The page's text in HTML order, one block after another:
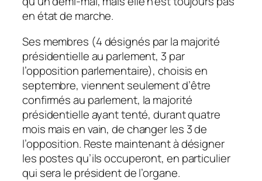
en état de marche.
Ses membres (4 désignés par la majorité
présidentielle au parlement, 3 par
l’opposition parlementaire), choisis en
septembre, viennent seulement d’être
confirmés au parlement, la majorité
présidentielle ayant tenté, durant quatre
mois mais en vain, de changer les 3 de
l’opposition. Reste maintenant à désigner
les postes qu’ils occuperont, en particulier
qui sera le président de l’organe.